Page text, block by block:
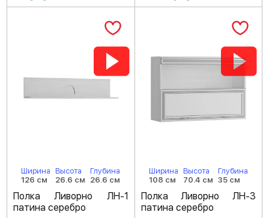
Ширина
126 см
Высота
26.6 см
Глубина
26.6 см
Полка Ливорно ЛН-1
патина серебро
Ширина
108 см
Высота
70.4 см
Глубина
35 см
Полка Ливорно ЛН-3
патина серебро